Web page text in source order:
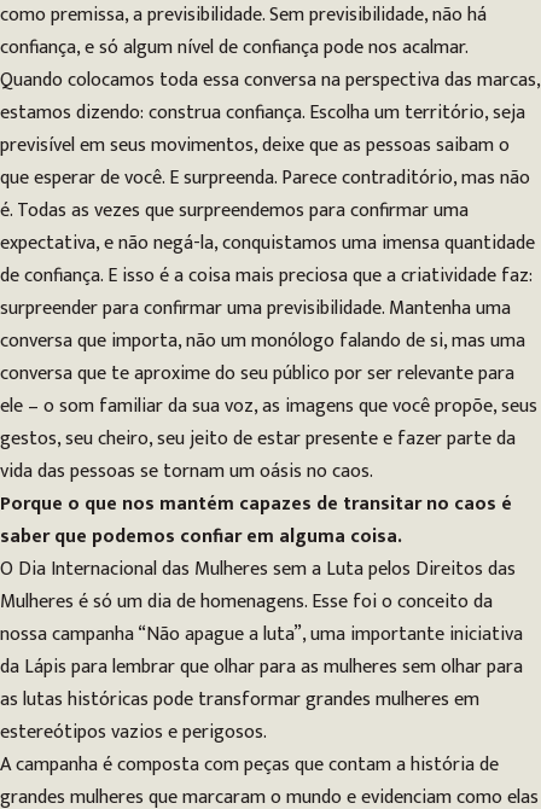
como premissa, a previsibilidade. Sem previsibilidade, não há
confiança, e só algum nível de confiança pode nos acalmar.
Quando colocamos toda essa conversa na perspectiva das marcas,
estamos dizendo: construa confiança. Escolha um território, seja
previsível em seus movimentos, deixe que as pessoas saibam o
que esperar de você. E surpreenda. Parece contraditório, mas não
é. Todas as vezes que surpreendemos para confirmar uma
expectativa, e não negá-la, conquistamos uma imensa quantidade
de confiança. E isso é a coisa mais preciosa que a criatividade faz:
surpreender para confirmar uma previsibilidade. Mantenha uma
conversa que importa, não um monólogo falando de si, mas uma
conversa que te aproxime do seu público por ser relevante para
ele – o som familiar da sua voz, as imagens que você propõe, seus
gestos, seu cheiro, seu jeito de estar presente e fazer parte da
vida das pessoas se tornam um oásis no caos.
Porque o que nos mantém capazes de transitar no caos é
saber que podemos confiar em alguma coisa.
O Dia Internacional das Mulheres sem a Luta pelos Direitos das
Mulheres é só um dia de homenagens. Esse foi o conceito da
nossa campanha “Não apague a luta”, uma importante iniciativa
da Lápis para lembrar que olhar para as mulheres sem olhar para
as lutas históricas pode transformar grandes mulheres em
estereótipos vazios e perigosos.
A campanha é composta com peças que contam a história de
grandes mulheres que marcaram o mundo e evidenciam como elas